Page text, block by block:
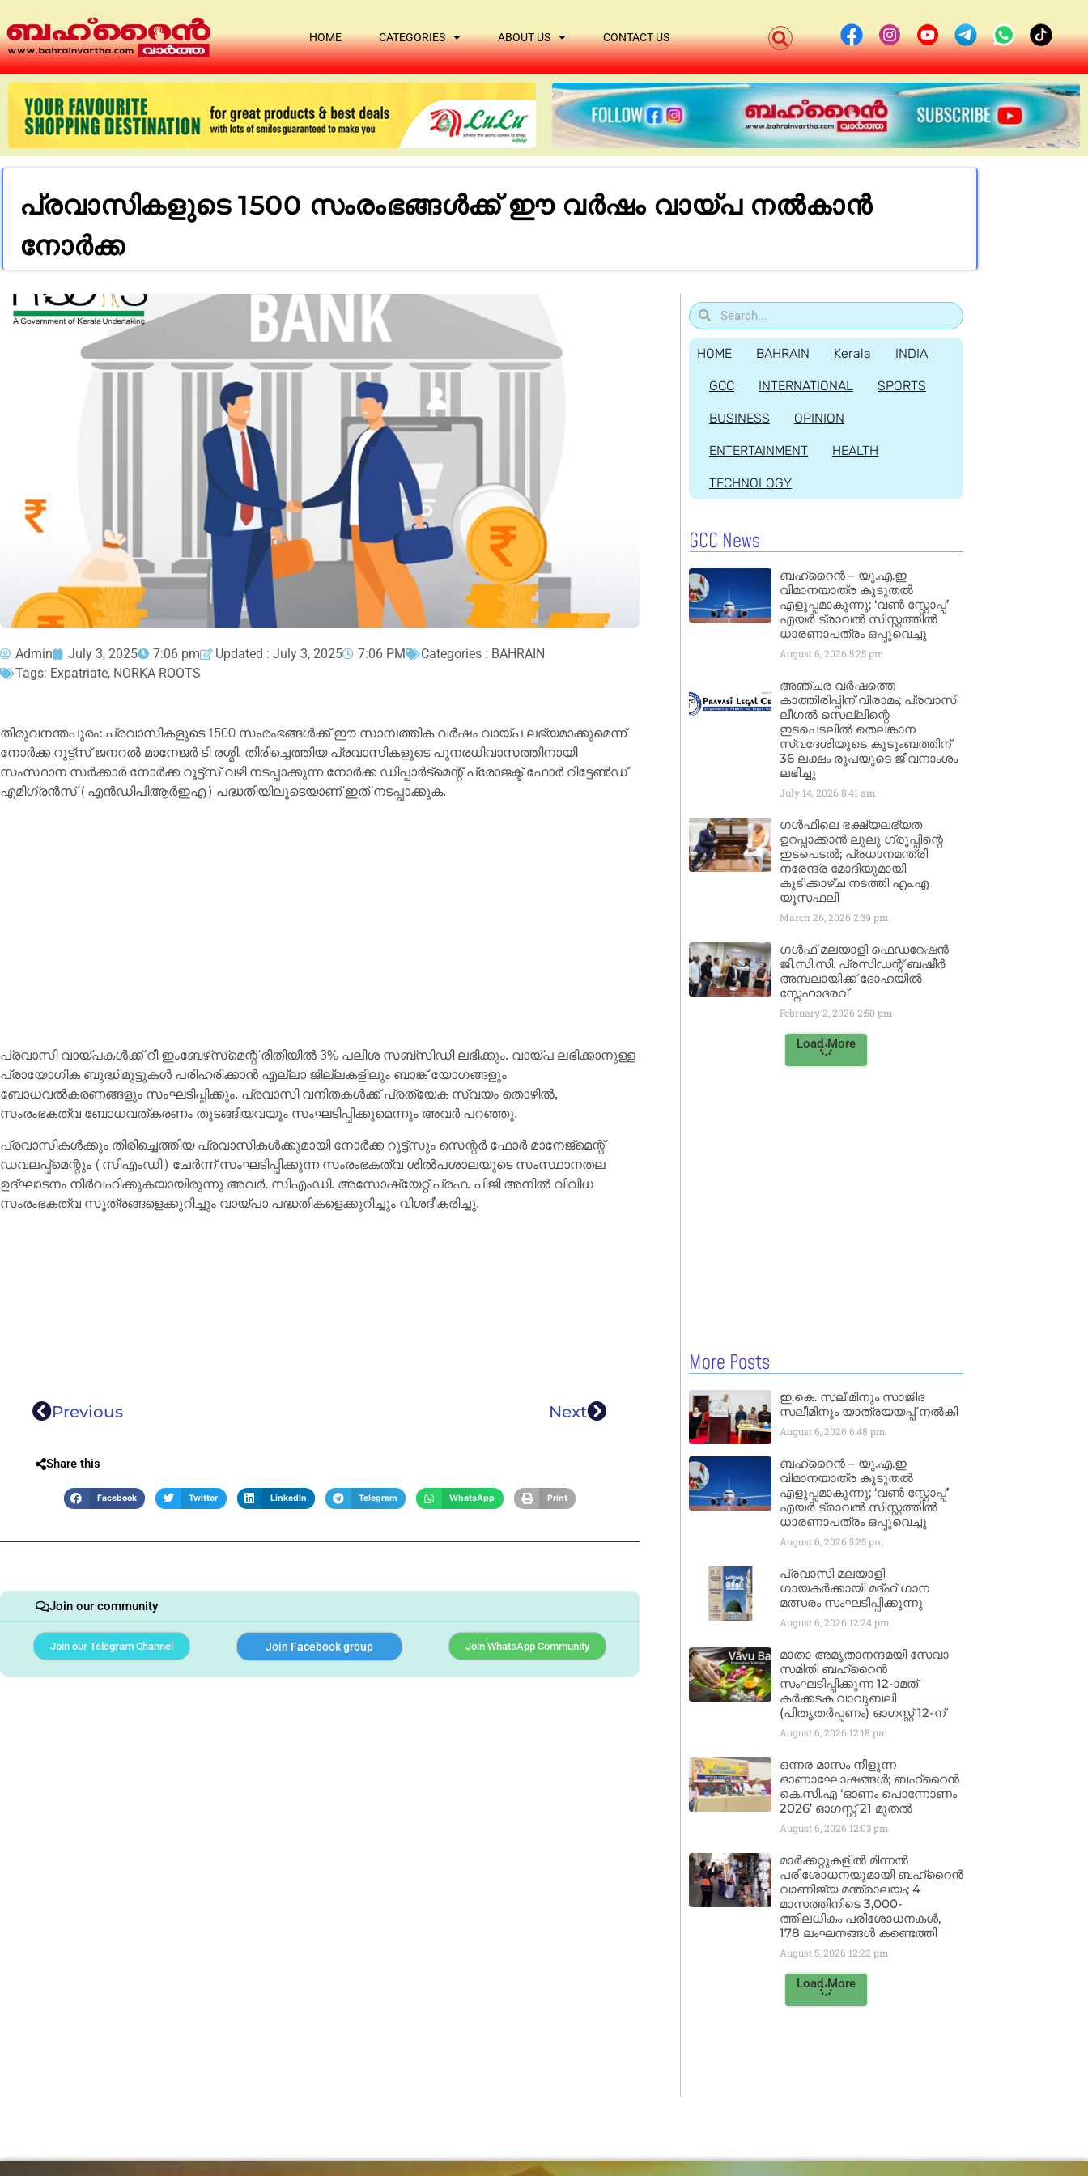
HOME CATEGORIES ABOUT US CONTACT US
പ്രവാസികളുടെ 1500 സംരംഭങ്ങള്‍ക്ക് ഈ വര്‍ഷം വായ്പ നല്‍കാന്‍
നോര്‍ക്ക
Admin July 3, 2025 7:06 pm Updated : July 3, 2025 7:06 PM Categories : BAHRAIN
Tags: Expatriate, NORKA ROOTS
തിരുവനന്തപുരം: പ്രവാസികളുടെ 1500 സംരംഭങ്ങള്‍ക്ക് ഈ സാമ്പത്തിക വര്‍ഷം വായ്പ ലഭ്യമാക്കുമെന്ന്
നോര്‍ക്ക റൂട്ട്‌സ് ജനറല്‍ മാനേജര്‍ ടി രശ്മി. തിരിച്ചെത്തിയ പ്രവാസികളുടെ പുനരധിവാസത്തിനായി
സംസ്ഥാന സര്‍ക്കാര്‍ നോര്‍ക്ക റൂട്ട്‌സ് വഴി നടപ്പാക്കുന്ന നോര്‍ക്ക ഡിപ്പാര്‍ട്‌മെന്റ് പ്രോജക്ട് ഫോര്‍ റിട്ടേണ്‍ഡ്
എമിഗ്രന്‍സ് (എന്‍ഡിപിആര്‍ഇഎ) പദ്ധതിയിലൂടെയാണ് ഇത് നടപ്പാക്കുക.
പ്രവാസി വായ്പകള്‍ക്ക് റീ ഇംബേഴ്‌സ്‌മെന്റ് രീതിയില്‍ 3% പലിശ സബ്‌സിഡി ലഭിക്കും. വായ്പ ലഭിക്കാനുള്ള
പ്രായോഗിക ബുദ്ധിമുട്ടുകള്‍ പരിഹരിക്കാന്‍ എല്ലാ ജില്ലകളിലും ബാങ്ക് യോഗങ്ങളും
ബോധവല്‍കരണങ്ങളും സംഘടിപ്പിക്കും. പ്രവാസി വനിതകള്‍ക്ക് പ്രത്യേക സ്വയം തൊഴില്‍,
സംരംഭകത്വ ബോധവത്കരണം തുടങ്ങിയവയും സംഘടിപ്പിക്കുമെന്നും അവര്‍ പറഞ്ഞു.
പ്രവാസികള്‍ക്കും തിരിച്ചെത്തിയ പ്രവാസികള്‍ക്കുമായി നോര്‍ക്ക റൂട്ട്‌സും സെന്റര്‍ ഫോര്‍ മാനേജ്‌മെന്റ്
ഡവലപ്പ്‌മെന്റും (സിഎംഡി) ചേര്‍ന്ന് സംഘടിപ്പിക്കുന്ന സംരംഭകത്വ ശില്‍പശാലയുടെ സംസ്ഥാനതല
ഉദ്ഘാടനം നിര്‍വഹിക്കുകയായിരുന്നു അവര്‍. സിഎംഡി. അസോഷ്യേറ്റ് പ്രഫ. പിജി അനില്‍ വിവിധ
സംരംഭകത്വ സൂത്രങ്ങളെക്കുറിച്ചും വായ്പാ പദ്ധതികളെക്കുറിച്ചും വിശദീകരിച്ചു.
Previous Next
Share this
Facebook Twitter LinkedIn Telegram WhatsApp Print
Join our community
Join our Telegram Channel Join Facebook group Join WhatsApp Community
HOME BAHRAIN Kerala INDIA
GCC INTERNATIONAL SPORTS
BUSINESS OPINION
ENTERTAINMENT HEALTH
TECHNOLOGY
GCC News
ബഹ്‌റൈൻ – യു.എ.ഇ
വിമാനയാത്ര കൂടുതൽ
എളുപ്പമാകുന്നു; ‘വൺ സ്റ്റോപ്പ്’
എയർ ട്രാവൽ സിസ്റ്റത്തിൽ
ധാരണാപത്രം ഒപ്പുവെച്ചു
August 6, 2026 5:25 pm
അഞ്ചര വർഷത്തെ
കാത്തിരിപ്പിന് വിരാമം; പ്രവാസി
ലീഗൽ സെല്ലിന്റെ
ഇടപെടലിൽ തെലങ്കാന
സ്വദേശിയുടെ കുടുംബത്തിന്
36 ലക്ഷം രൂപയുടെ ജീവനാംശം
ലഭിച്ചു
July 14, 2026 8:41 am
ഗൾഫിലെ ഭക്ഷ്യലഭ്യത
ഉറപ്പാക്കാൻ ലുലു ഗ്രൂപ്പിന്റെ
ഇടപെടൽ; പ്രധാനമന്ത്രി
നരേന്ദ്ര മോദിയുമായി
കൂടിക്കാഴ്ച നടത്തി എം.എ
യൂസഫലി
March 26, 2026 2:39 pm
ഗൾഫ് മലയാളി ഫെഡറേഷൻ
ജി.സി.സി. പ്രസിഡന്റ് ബഷീർ
അമ്പലായിക്ക് ദോഹയിൽ
സ്നേഹാദരവ്
February 2, 2026 2:50 pm
Load More
More Posts
ഇ.കെ. സലീമിനും സാജിദ
സലീമിനും യാത്രയയപ്പ് നൽകി
August 6, 2026 6:48 pm
ബഹ്‌റൈൻ – യു.എ.ഇ
വിമാനയാത്ര കൂടുതൽ
എളുപ്പമാകുന്നു; ‘വൺ സ്റ്റോപ്പ്’
എയർ ട്രാവൽ സിസ്റ്റത്തിൽ
ധാരണാപത്രം ഒപ്പുവെച്ചു
August 6, 2026 5:25 pm
പ്രവാസി മലയാളി
ഗായകർക്കായി മദ്ഹ് ഗാന
മത്സരം സംഘടിപ്പിക്കുന്നു
August 6, 2026 12:24 pm
മാതാ അമൃതാനന്ദമയി സേവാ
സമിതി ബഹ്‌റൈൻ
സംഘടിപ്പിക്കുന്ന 12-ാമത്
കർക്കടക വാവുബലി
(പിതൃതർപ്പണം) ഓഗസ്റ്റ് 12-ന്
August 6, 2026 12:18 pm
ഒന്നര മാസം നീളുന്ന
ഓണാഘോഷങ്ങൾ; ബഹ്‌റൈൻ
കെ.സി.എ ‘ഓണം പൊന്നോണം
2026’ ഓഗസ്റ്റ് 21 മുതൽ
August 6, 2026 12:03 pm
മാർക്കറ്റുകളിൽ മിന്നൽ
പരിശോധനയുമായി ബഹ്‌റൈൻ
വാണിജ്യ മന്ത്രാലയം; 4
മാസത്തിനിടെ 3,000-
ത്തിലധികം പരിശോധനകൾ,
178 ലംഘനങ്ങൾ കണ്ടെത്തി
August 5, 2026 12:22 pm
Load More